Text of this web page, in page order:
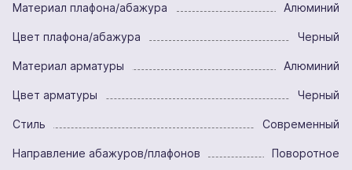
Материал плафона/абажура Алюминий
Цвет плафона/абажура Черный
Материал арматуры Алюминий
Цвет арматуры Черный
Стиль Современный
Направление абажуров/плафонов Поворотное